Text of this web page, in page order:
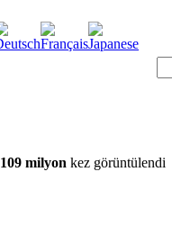
109 milyon kez görüntülendi